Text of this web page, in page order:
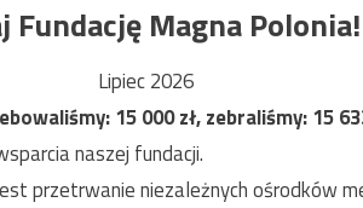
Fundację Magna Polonia!
Lipiec 2026
15 000zł, zebraliśmy:15
naszej fundacji.
przetrwanie niezależnych ośrodków